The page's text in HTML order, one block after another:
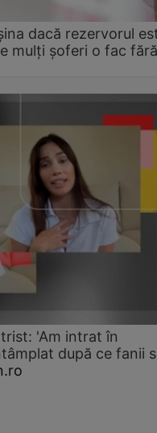
dacă rezervorul
mulți șoferi o fac
'Am intrat în
după ce fanii